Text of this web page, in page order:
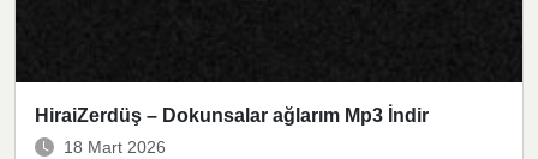
HiraiZerdüş – Dokunsalar ağlarım Mp3 İndir
18 Mart 2026